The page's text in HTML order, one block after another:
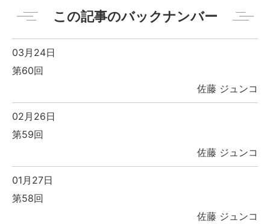
この記事のバックナンバー
03月24日
第60回
佐藤 ジュンコ
02月26日
第59回
佐藤 ジュンコ
01月27日
第58回
佐藤 ジュンコ